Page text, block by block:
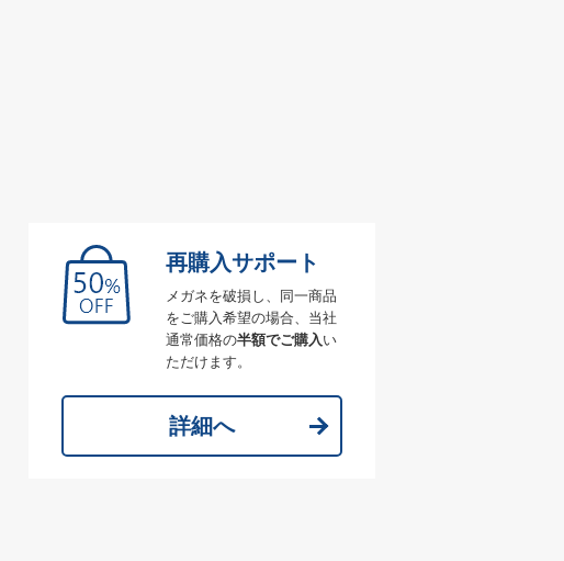
再購入サポート
メガネを破損し、同一商品
をご購入希望の場合、当社
通常価格の半額でご購入い
ただけます。
詳細へ